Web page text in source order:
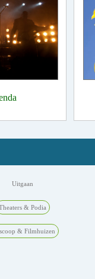
Uitgaan
& Podia
& Filmhuizen